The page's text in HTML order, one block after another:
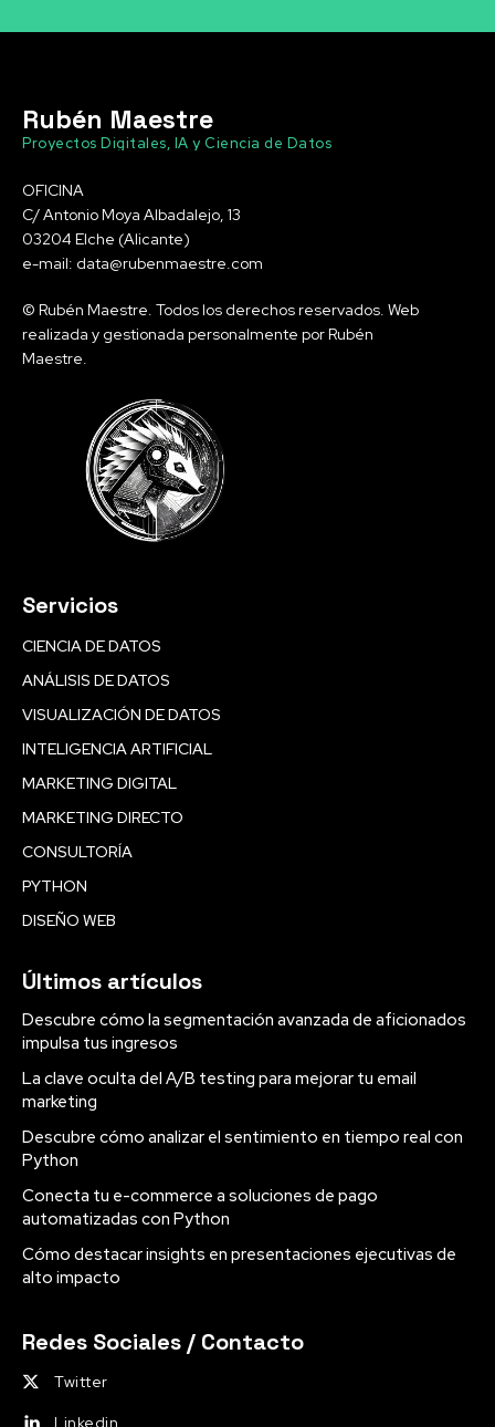
Rubén Maestre
Proyectos Digitales, IA y Ciencia de Datos
OFICINA
C/ Antonio Moya Albadalejo, 13
03204 Elche (Alicante)
e-mail: data@rubenmaestre.com
© Rubén Maestre. Todos los derechos reservados. Web
realizada y gestionada personalmente por Rubén
Maestre.
Servicios
CIENCIA DE DATOS
ANÁLISIS DE DATOS
VISUALIZACIÓN DE DATOS
INTELIGENCIA ARTIFICIAL
MARKETING DIGITAL
MARKETING DIRECTO
CONSULTORÍA
PYTHON
DISEÑO WEB
Últimos artículos
Descubre cómo la segmentación avanzada de aficionados
impulsa tus ingresos
La clave oculta del A/B testing para mejorar tu email
marketing
Descubre cómo analizar el sentimiento en tiempo real con
Python
Conecta tu e-commerce a soluciones de pago
automatizadas con Python
Cómo destacar insights en presentaciones ejecutivas de
alto impacto
Redes Sociales / Contacto
Twitter
Linkedin